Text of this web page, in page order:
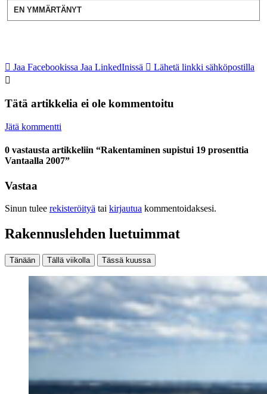
EN YMMÄRTÄNYT
Jaa Facebookissa Jaa LinkedInissä Lähetä linkki sähköpostilla
Tätä artikkelia ei ole kommentoitu
Jätä kommentti
0 vastausta artikkeliin “Rakentaminen supistui 19 prosenttia
Vantaalla 2007”
Vastaa
Sinun tulee rekisteröityä tai kirjautua kommentoidaksesi.
Rakennuslehden luetuimmat
Tänään Tällä viikolla Tässä kuussa